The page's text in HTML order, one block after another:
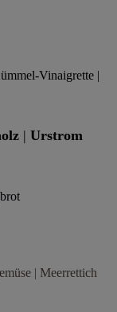
Vinaigrette |
| Urstrom
| Meerrettich